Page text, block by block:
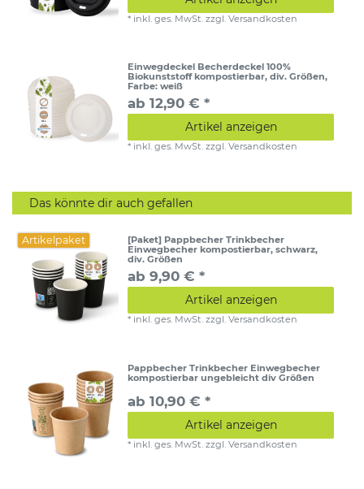
* inkl. ges. MwSt. zzgl.Versandkosten
Einwegdeckel Becherdeckel 100%
Biokunststoff kompostierbar, div. Größen,
Farbe: weiß
ab 12,90 € *
Artikel anzeigen
* inkl. ges. MwSt. zzgl.Versandkosten
Das könnte dir auch gefallen
Artikelpaket
[Paket] Pappbecher Trinkbecher
Einwegbecher kompostierbar, schwarz,
div. Größen
ab 9,90 € *
Artikel anzeigen
* inkl. ges. MwSt. zzgl.Versandkosten
Pappbecher Trinkbecher Einwegbecher
kompostierbar ungebleicht div Größen
ab 10,90 € *
Artikel anzeigen
* inkl. ges. MwSt. zzgl.Versandkosten